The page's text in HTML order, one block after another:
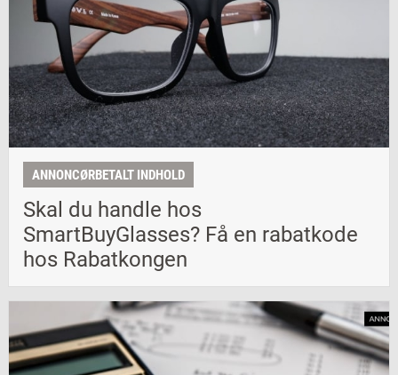
ANNONCØRBETALT INDHOLD
Skal du handle hos
SmartBuyGlasses? Få en rabatkode
hos Rabatkongen